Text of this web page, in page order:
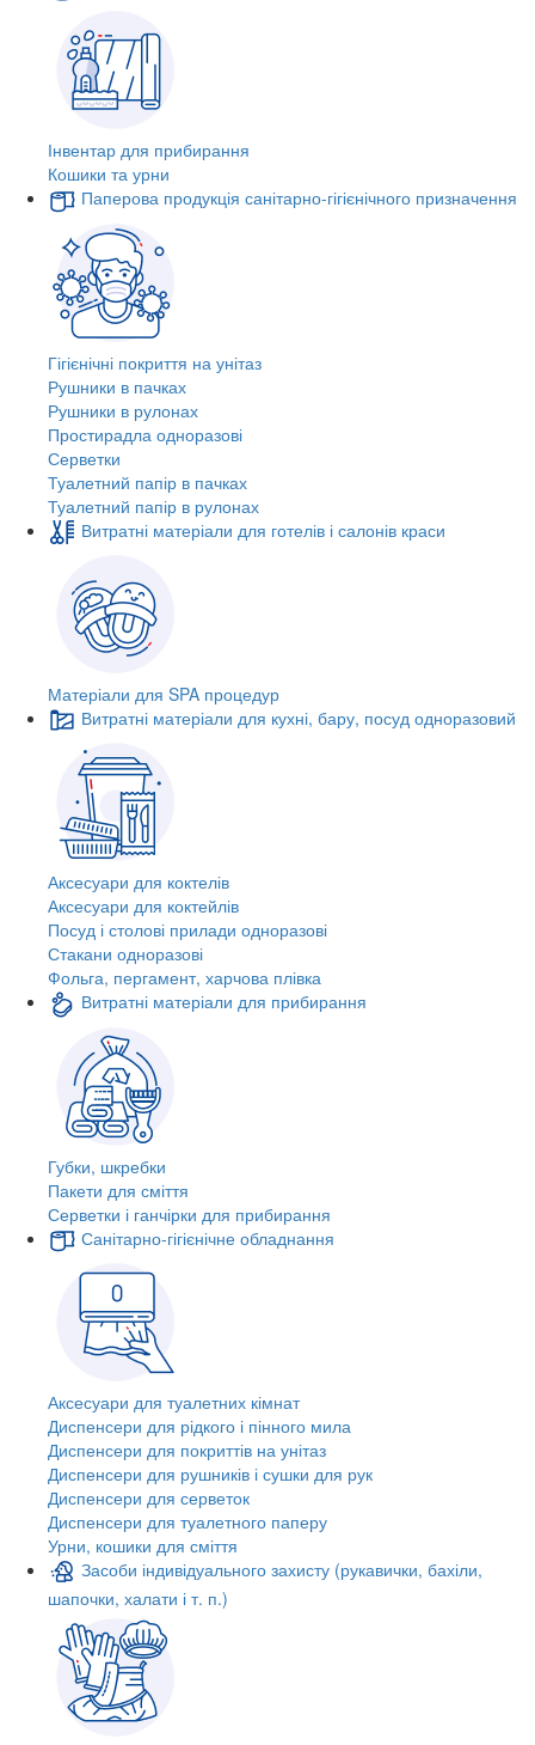
Інвентар для прибирання
Кошики та урни
Паперова продукція санітарно-гігієнічного призначення
Гігієнічні покриття на унітаз
Рушники в пачках
Рушники в рулонах
Простирадла одноразові
Серветки
Туалетний папір в пачках
Туалетний папір в рулонах
Витратні матеріали для готелів і салонів краси
Матеріали для SPA процедур
Витратні матеріали для кухні, бару, посуд одноразовий
Аксесуари для коктелів
Аксесуари для коктейлів
Посуд і столові прилади одноразові
Стакани одноразові
Фольга, пергамент, харчова плівка
Витратні матеріали для прибирання
Губки, шкребки
Пакети для сміття
Серветки і ганчірки для прибирання
Санітарно-гігієнічне обладнання
Аксесуари для туалетних кімнат
Диспенсери для рідкого і пінного мила
Диспенсери для покриттів на унітаз
Диспенсери для рушників і сушки для рук
Диспенсери для серветок
Диспенсери для туалетного паперу
Урни, кошики для сміття
Засоби індивідуального захисту (рукавички, бахіли,
шапочки, халати і т. п.)